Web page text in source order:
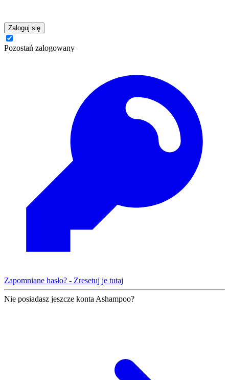
Zaloguj się
Pozostań zalogowany
Zapomniane hasło? - Zresetuj je tutaj
Nie posiadasz jeszcze konta Ashampoo?